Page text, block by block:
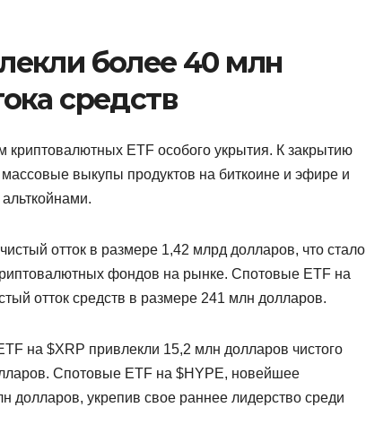
более 40 млн
средств
криптовалютных ETF особого укрытия. К закрытию
выкупы продуктов на биткоине и эфире и
отток в размере 1,42 млрд долларов, что стало
фондов на рынке. Спотовые ETF на
отток средств в размере 241 млн долларов.
на $XRP привлекли 15,2 млн долларов чистого
Спотовые ETF на $HYPE, новейшее
долларов, укрепив свое раннее лидерство среди